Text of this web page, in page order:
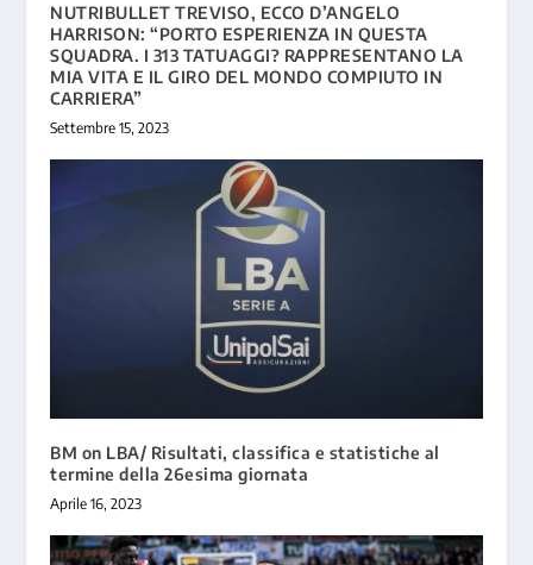
NUTRIBULLET TREVISO, ECCO D’ANGELO
HARRISON: “PORTO ESPERIENZA IN QUESTA
SQUADRA. I 313 TATUAGGI? RAPPRESENTANO LA
MIA VITA E IL GIRO DEL MONDO COMPIUTO IN
CARRIERA”
Settembre 15, 2023
BM on LBA/ Risultati, classifica e statistiche al
termine della 26esima giornata
Aprile 16, 2023